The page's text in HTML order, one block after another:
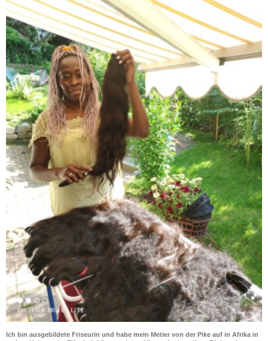
Ich bin ausgebildete Friseurin und habe mein Metier von der Pike auf in Afrika in